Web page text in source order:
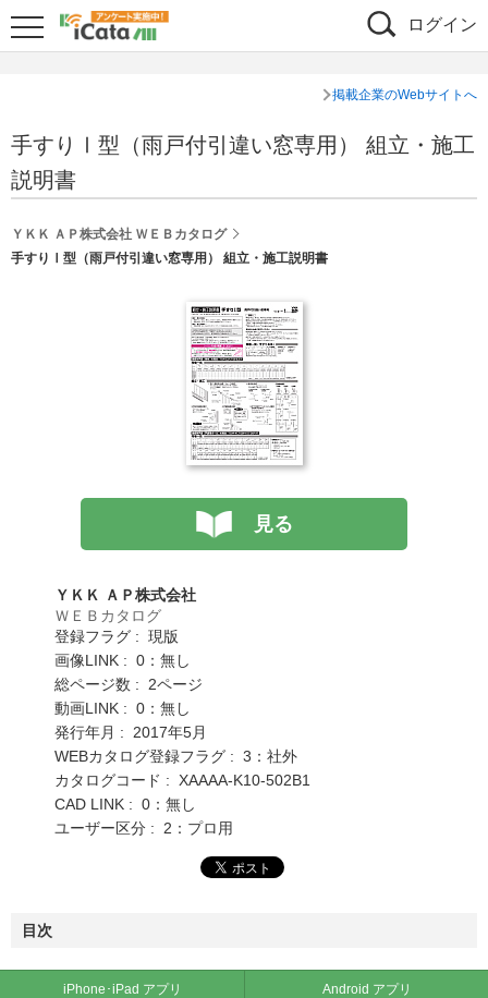
ログイン
掲載企業のWebサイトへ
手すりⅠ型（雨戸付引違い窓専用） 組立・施工
説明書
ＹＫＫ ＡＰ株式会社 ＷＥＢカタログ
手すりⅠ型（雨戸付引違い窓専用） 組立・施工説明書
見る
ＹＫＫ ＡＰ株式会社
ＷＥＢカタログ
登録フラグ : 現版
画像LINK : 0：無し
総ページ数 : 2ページ
動画LINK : 0：無し
発行年月 : 2017年5月
WEBカタログ登録フラグ : 3：社外
カタログコード : XAAAA-K10-502B1
CAD LINK : 0：無し
ユーザー区分 : 2：プロ用
目次
iPhone･iPad アプリ Android アプリ